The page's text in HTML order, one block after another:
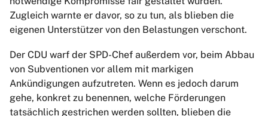
Zugleich warnte er davor, so zu tun, als blieben die
eigenen Unterstützer von den Belastungen verschont.
Der CDU warf der SPD-Chef außerdem vor, beim Abbau
von Subventionen vor allem mit markigen
Ankündigungen aufzutreten. Wenn es jedoch darum
gehe, konkret zu benennen, welche Förderungen
tatsächlich gestrichen werden sollten, blieben die